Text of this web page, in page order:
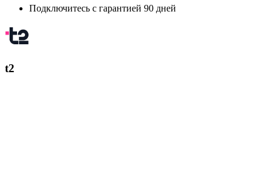
Подключитесь с гарантией 90 дней
t2